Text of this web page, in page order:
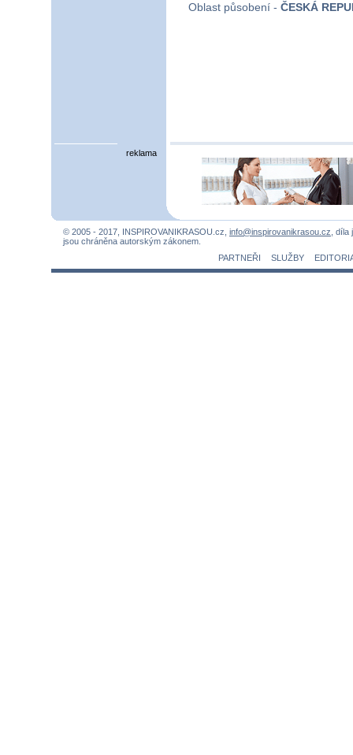
Oblast působení - ČESKÁ
reklama
© 2005 - 2017, INSPIROVANIKRASOU.cz, info@inspirovanikrasou.cz ,
jsou chráněna autorským zákonem.
PARTNEŘI
SLUŽBY